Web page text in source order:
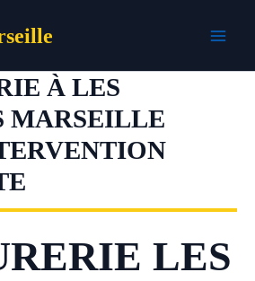
À LES
MARSEILLE
LES